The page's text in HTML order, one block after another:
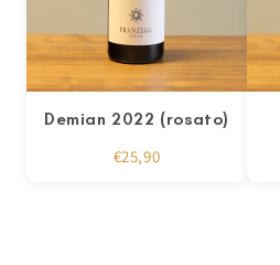
Demian 2022 (rosato)
€25,90